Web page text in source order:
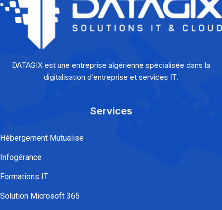
DATAGIX est une entreprise algérienne spécialisée dans la
digitalisation d’entreprise et services IT.
Services
Hébergement Mutualise
Infogérance
Formations IT
Solution Microsoft 365